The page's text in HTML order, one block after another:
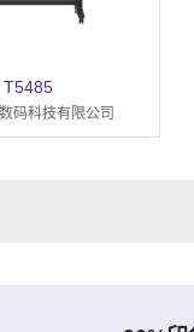
T5485
码科技有限公司